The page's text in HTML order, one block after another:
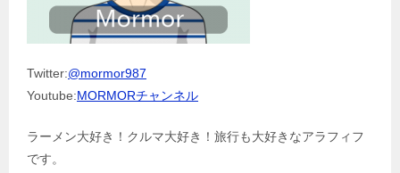
Twitter:@mormor987
Youtube:MORMORチャンネル
ラーメン大好き！クルマ大好き！旅行も大好きなアラフィフ
です。